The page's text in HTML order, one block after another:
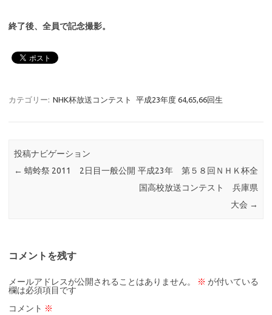
終了後、全員で記念撮影。
カテゴリー: NHK杯放送コンテスト 平成23年度 64,65,66回生
投稿ナビゲーション
← 蜻蛉祭 2011 2日目一般公開 平成23年 第５８回ＮＨＫ杯全
国高校放送コンテスト 兵庫県
大会 →
コメントを残す
メールアドレスが公開されることはありません。 ※ が付いている
欄は必須項目です
コメント ※